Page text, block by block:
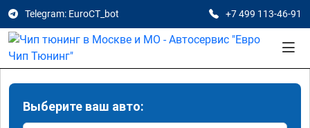
Telegram: EuroCT_bot +7 499 113-46-91
Выберите ваш авто: